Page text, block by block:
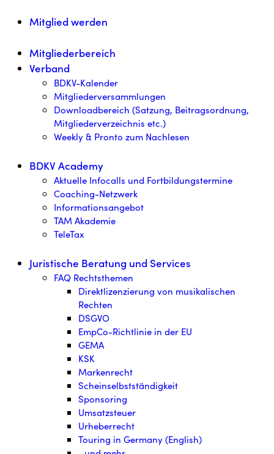
Mitglied werden
Mitgliederbereich
Verband
BDKV-Kalender
Mitgliederversammlungen
Downloadbereich (Satzung, Beitragsordnung,
Mitgliederverzeichnis etc.)
Weekly & Pronto zum Nachlesen
BDKV Academy
Aktuelle Infocalls und Fortbildungstermine
Coaching-Netzwerk
Informationsangebot
TAM Akademie
TeleTax
Juristische Beratung und Services
FAQ Rechtsthemen
Direktlizenzierung von musikalischen
Rechten
DSGVO
EmpCo-Richtlinie in der EU
GEMA
KSK
Markenrecht
Scheinselbstständigkeit
Sponsoring
Umsatzsteuer
Urheberrecht
Touring in Germany (English)